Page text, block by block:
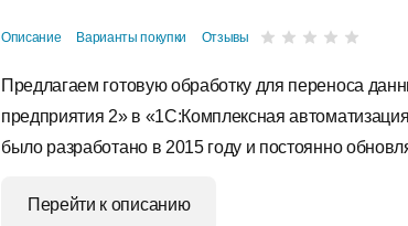
Описание Варианты покупки Отзывы
Предлагаем готовую обработку для переноса
предприятия 2» в «1С:Комплексная
было разработано в 2015 году и постоянно
Перейти к описанию